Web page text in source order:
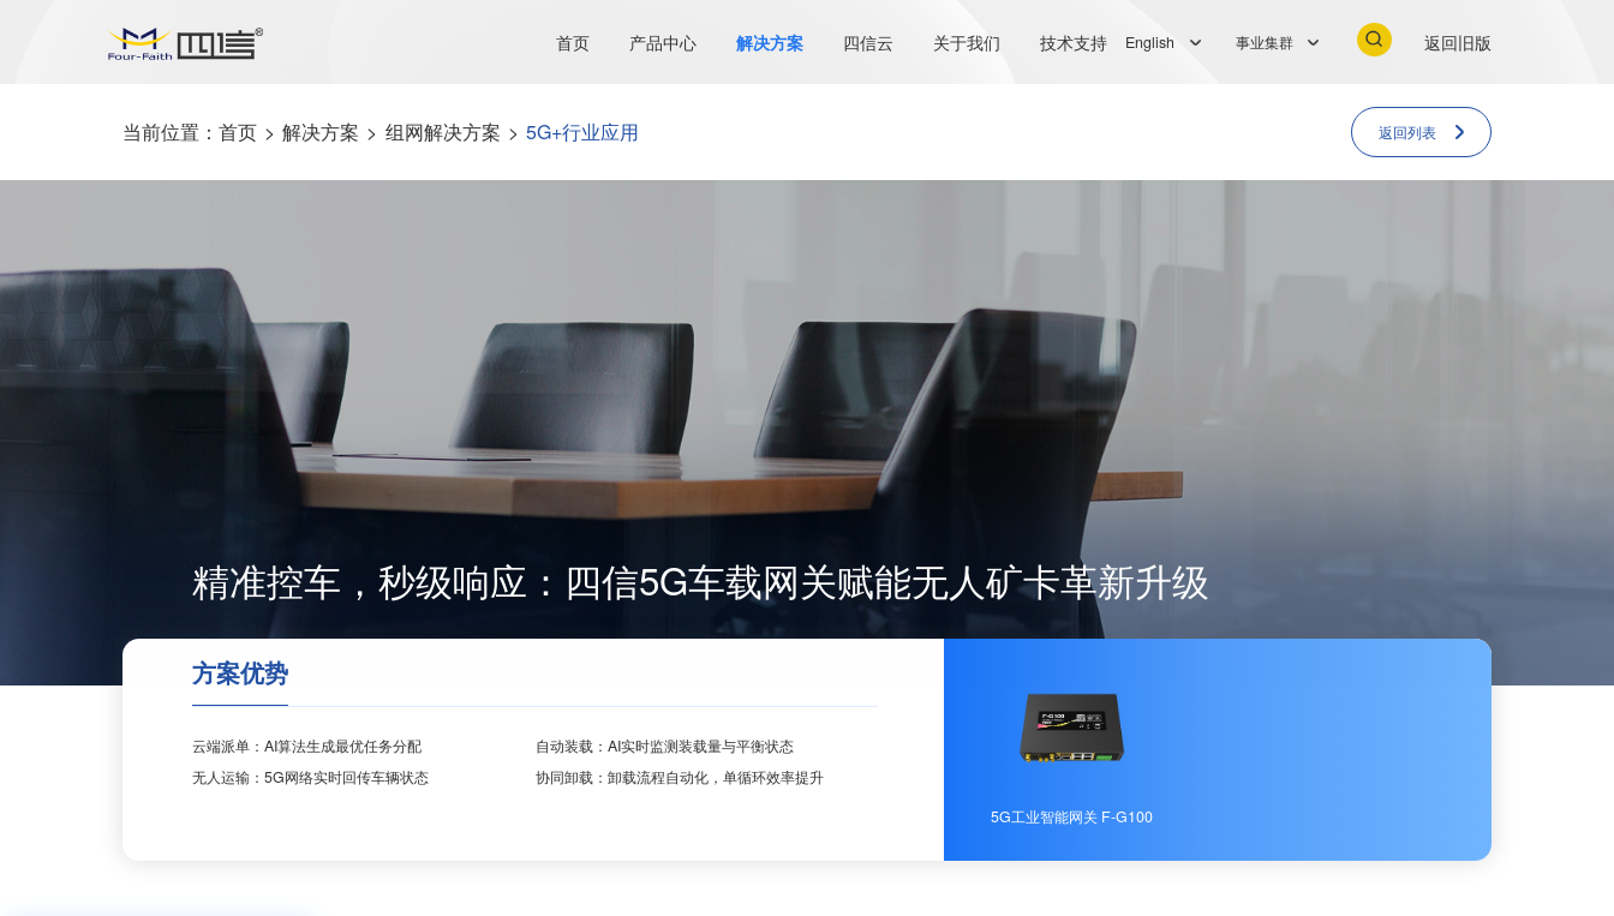
首页 产品中心 解决方案 四信云 关于我们 技术支持 English 事业集群 返回旧版
当前位置： 首页 > 解决方案 > 组网解决方案 > 5G+行业应用 返回列表
精准控车，秒级响应：四信5G车载网关赋能无人矿卡革新升级
方案优势
云端派单：AI算法生成最优任务分配
自动装载：AI实时监测装载量与平衡状态
无人运输：5G网络实时回传车辆状态
协同卸载：卸载流程自动化，单循环效率提升
5G工业智能网关 F-G100